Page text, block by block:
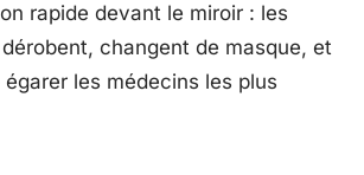
rapide devant le miroir : les
changent de masque, et
les médecins les plus